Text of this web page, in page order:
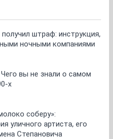
штраф: инструкция,
ночными компаниями
вы не знали о самом
х
соберу»:
уличного артиста, его
Степановича